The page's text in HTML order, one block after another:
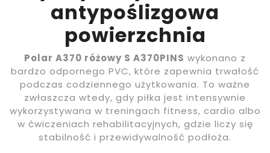
antypoślizgowa
powierzchnia
Polar A370 różowy S A370PINS wykonano z
bardzo odpornego PVC, które zapewnia trwałość
podczas codziennego użytkowania. To ważne
zwłaszcza wtedy, gdy piłka jest intensywnie
wykorzystywana w treningach fitness, cardio albo
w ćwiczeniach rehabilitacyjnych, gdzie liczy się
stabilność i przewidywalność podłoża.